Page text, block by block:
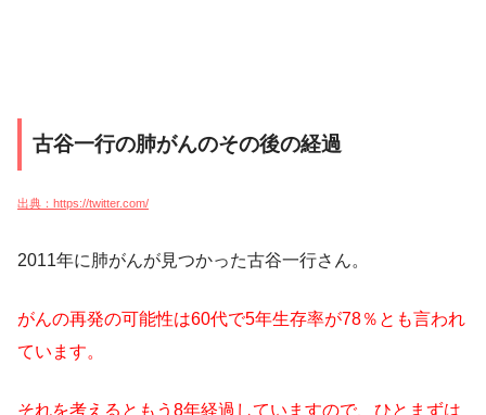
古谷一行の肺がんのその後の経過
出典：https://twitter.com/
2011年に肺がんが見つかった古谷一行さん。
がんの再発の可能性は60代で5年生存率が78％とも言われ
ています。
それを考えるともう8年経過していますので、ひとまずは